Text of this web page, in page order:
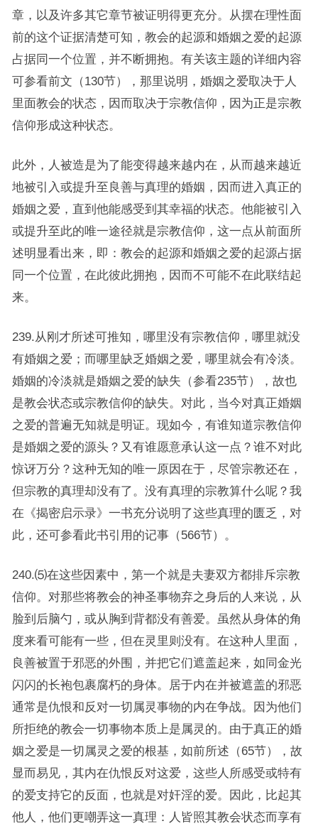
章，以及许多其它章节被证明得更充分。从摆在理性面
前的这个证据清楚可知，教会的起源和婚姻之爱的起源
占据同一个位置，并不断拥抱。有关该主题的详细内容
可参看前文（130节），那里说明，婚姻之爱取决于人
里面教会的状态，因而取决于宗教信仰，因为正是宗教
信仰形成这种状态。
此外，人被造是为了能变得越来越内在，从而越来越近
地被引入或提升至良善与真理的婚姻，因而进入真正的
婚姻之爱，直到他能感受到其幸福的状态。他能被引入
或提升至此的唯一途径就是宗教信仰，这一点从前面所
述明显看出来，即：教会的起源和婚姻之爱的起源占据
同一个位置，在此彼此拥抱，因而不可能不在此联结起
来。
239.从刚才所述可推知，哪里没有宗教信仰，哪里就没
有婚姻之爱；而哪里缺乏婚姻之爱，哪里就会有冷淡。
婚姻的冷淡就是婚姻之爱的缺失（参看235节），故也
是教会状态或宗教信仰的缺失。对此，当今对真正婚姻
之爱的普遍无知就是明证。现如今，有谁知道宗教信仰
是婚姻之爱的源头？又有谁愿意承认这一点？谁不对此
惊讶万分？这种无知的唯一原因在于，尽管宗教还在，
但宗教的真理却没有了。没有真理的宗教算什么呢？我
在《揭密启示录》一书充分说明了这些真理的匮乏，对
此，还可参看此书引用的记事（566节）。
240.⑸在这些因素中，第一个就是夫妻双方都排斥宗教
信仰。对那些将教会的神圣事物弃之身后的人来说，从
脸到后脑勺，或从胸到背都没有善爱。虽然从身体的角
度来看可能有一些，但在灵里则没有。在这种人里面，
良善被置于邪恶的外围，并把它们遮盖起来，如同金光
闪闪的长袍包裹腐朽的身体。居于内在并被遮盖的邪恶
通常是仇恨和反对一切属灵事物的内在争战。因为他们
所拒绝的教会一切事物本质上是属灵的。由于真正的婚
姻之爱是一切属灵之爱的根基，如前所述（65节），故
显而易见，其内在仇恨反对这爱，这些人所感受或特有
的爱支持它的反面，也就是对奸淫的爱。因此，比起其
他人，他们更嘲弄这一真理：人皆照其教会状态而享有